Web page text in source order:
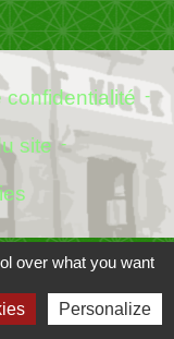
confidentialité -
site -
over what you want
Personalize